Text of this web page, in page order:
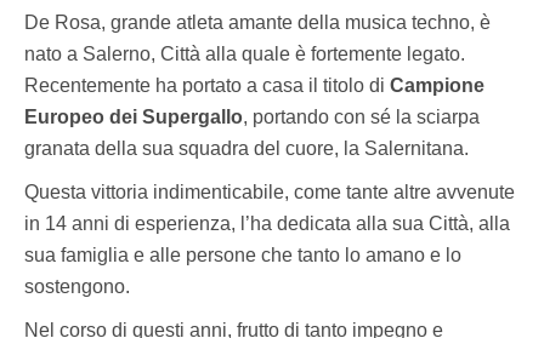
De Rosa, grande atleta amante della musica techno, è
nato a Salerno, Città alla quale è fortemente legato.
Recentemente ha portato a casa il titolo di Campione
Europeo dei Supergallo, portando con sé la sciarpa
granata della sua squadra del cuore, la Salernitana.
Questa vittoria indimenticabile, come tante altre avvenute
in 14 anni di esperienza, l’ha dedicata alla sua Città, alla
sua famiglia e alle persone che tanto lo amano e lo
sostengono.
Nel corso di questi anni, frutto di tanto impegno e